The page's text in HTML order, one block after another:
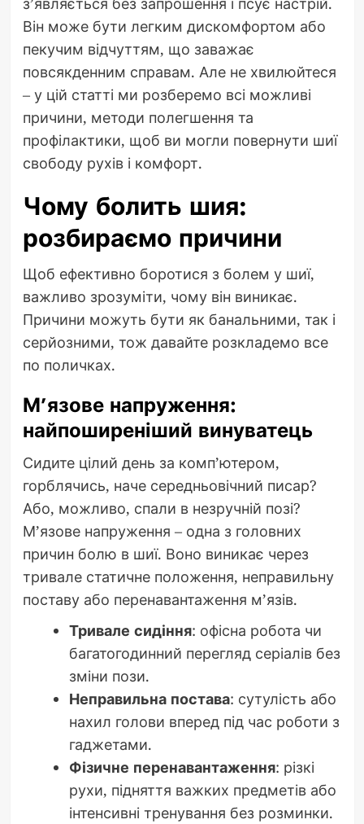
Він може бути легким дискомфортом або
пекучим відчуттям, що заважає
повсякденним справам. Але не хвилюйтеся
– у цій статті ми розберемо всі можливі
причини, методи полегшення та
профілактики, щоб ви могли повернути шиї
свободу рухів і комфорт.
Чому болить шия:
розбираємо причини
Щоб ефективно боротися з болем у шиї,
важливо зрозуміти, чому він виникає.
Причини можуть бути як банальними, так і
серйозними, тож давайте розкладемо все
по поличках.
М’язове напруження:
найпоширеніший винуватець
Сидите цілий день за комп’ютером,
горблячись, наче середньовічний писар?
Або, можливо, спали в незручній позі?
М’язове напруження – одна з головних
причин болю в шиї. Воно виникає через
тривале статичне положення, неправильну
поставу або перенавантаження м’язів.
Тривале сидіння: офісна робота чи
багатогодинний перегляд серіалів без
зміни пози.
Неправильна постава: сутулість або
нахил голови вперед під час роботи з
гаджетами.
Фізичне перенавантаження: різкі
рухи, підняття важких предметів або
інтенсивні тренування без розминки.